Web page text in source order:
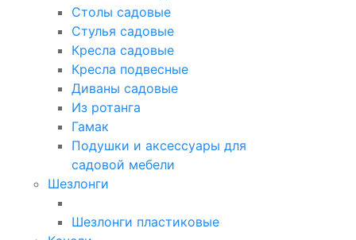
Столы садовые
Стулья садовые
Кресла садовые
Кресла подвесные
Диваны садовые
Из ротанга
Гамак
Подушки и аксессуары для
садовой мебели
Шезлонги
Шезлонги пластиковые